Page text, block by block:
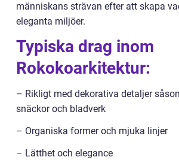
människans strävan efter att skapa
eleganta miljöer.
Typiska drag inom
Rokokoarkitektur:
– Rikligt med dekorativa detaljer
snäckor och bladverk
– Organiska former och mjuka linjer
– Lätthet och elegance